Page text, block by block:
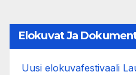
Elokuvat Ja
Uusi elokuvafestivaali